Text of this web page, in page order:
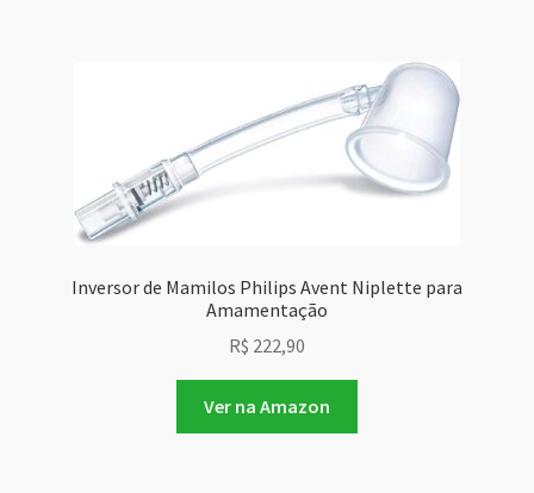
Inversor de Mamilos Philips Avent Niplette para
Amamentação
R$ 222,90
Ver na Amazon